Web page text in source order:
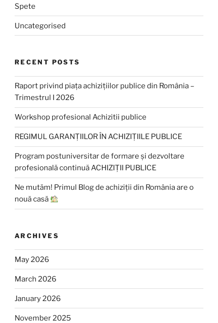
Spete
Uncategorised
RECENT POSTS
Raport privind piața achizițiilor publice din România –
Trimestrul I 2026
Workshop profesional Achizitii publice
REGIMUL GARANȚIILOR ÎN ACHIZIȚIILE PUBLICE
Program postuniversitar de formare și dezvoltare
profesională continuă ACHIZIȚII PUBLICE
Ne mutăm! Primul Blog de achiziții din România are o
nouă casă
ARCHIVES
May 2026
March 2026
January 2026
November 2025